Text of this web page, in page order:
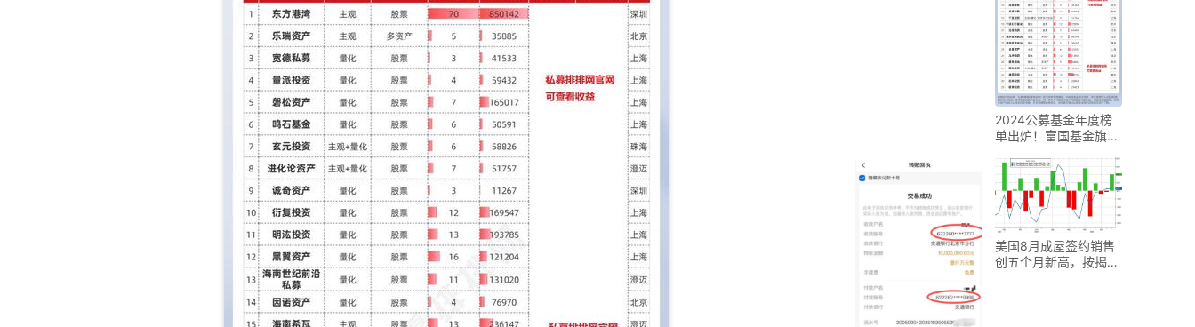
2024公募基金年度榜
单出炉！富国基金旗下
美国8月成屋签约销售
创五个月新高，按揭贷